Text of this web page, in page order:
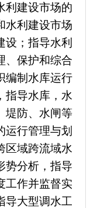
水闸等
理与划
流域水
，指导
监督实
调水工
监督跨
程的调
督检查
策部署
落实情
进落实
的督办
利工程